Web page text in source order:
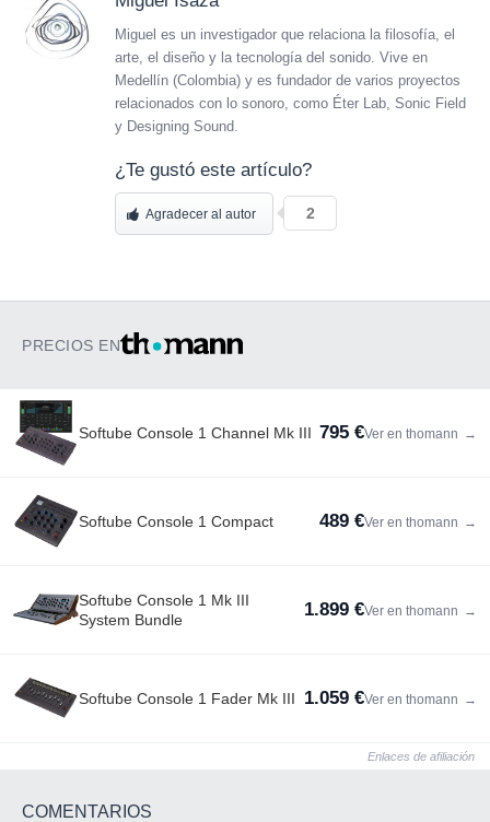
Miguel es un investigador que relaciona la filosofía, el
arte, el diseño y la tecnología del sonido. Vive en
Medellín (Colombia) y es fundador de varios proyectos
relacionados con lo sonoro, como Éter Lab, Sonic Field
y Designing Sound.
¿Te gustó este artículo?
Agradecer al autor 2
PRECIOS EN
Softube Console 1 Channel Mk III 795 €Ver en thomann →
Softube Console 1 Compact 489 €Ver en thomann →
Softube Console 1 Mk III
System Bundle
1.899 €Ver en thomann →
Softube Console 1 Fader Mk III 1.059 €Ver en thomann →
Enlaces de afiliación
COMENTARIOS